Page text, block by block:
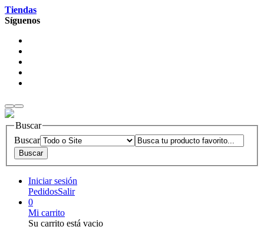
Tiendas
Síguenos
Buscar
Buscar
Iniciar sesión
PedidosSalir
0
Mi carrito
Su carrito está vacio